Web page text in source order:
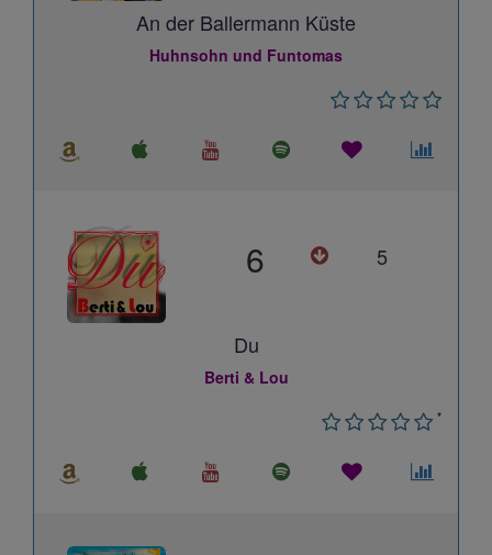
An der Ballermann Küste
Huhnsohn und Funtomas
6 5
Du
Berti & Lou
*